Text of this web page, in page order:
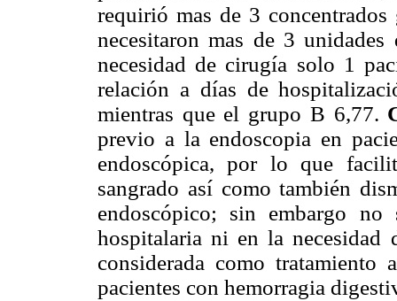
requirió mas de 3
necesitaron mas de 3
necesidad de cirugía solo 1
relación a días de
mientras que el grupo B 6,77.
previo a la endoscopia en
endoscópica, por lo que
sangrado así como también
endoscópico; sin embargo
hospitalaria ni en la necesidad
considerada como tratamiento
pacientes con hemorragia